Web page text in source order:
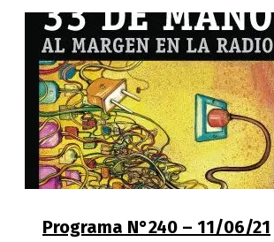
Programa N°240 – 11/06/21